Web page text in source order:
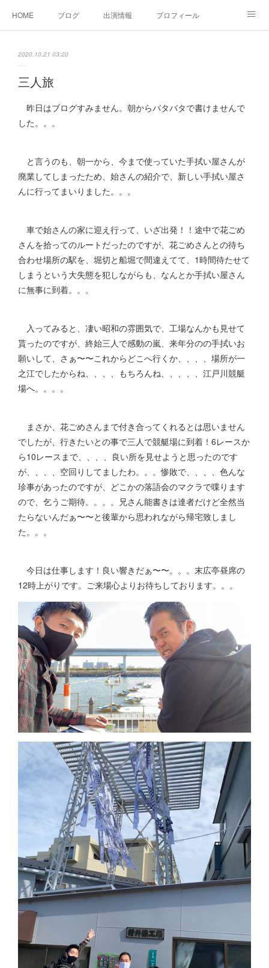
HOME ブログ 出演情報 プロフィール
2020.10.21 03:20
三人旅
昨日はブログすみません。朝からバタバタで書けませんで
した。。。
と言うのも、朝一から、今まで使っていた手拭い屋さんが
廃業してしまったため、始さんの紹介で、新しい手拭い屋さ
んに行ってまいりました。。。
車で始さんの家に迎え行って、いざ出発！！途中で花ごめ
さんを拾ってのルートだったのですが、花ごめさんとの待ち
合わせ場所の駅を、堀切と船堀で間違えてて、1時間待たせて
しまうという大失態を犯しながらも、なんとか手拭い屋さん
に無事に到着。。。
入ってみると、凄い昭和の雰囲気で、工場なんかも見せて
貰ったのですが、終始三人で感動の嵐、来年分のの手拭いお
願いして、さぁ〜〜これからどこへ行くか、、、、場所が一
之江でしたからね、、、、もちろんね、、、、、江戸川競艇
場へ。。。。
まさか、花ごめさんまで付き合ってくれるとは思いません
でしたが、行きたいとの事で三人で競艇場に到着！6レースか
ら10レースまで、、、、良い所を見せようと思ったのです
が、、、、空回りしてましたわ。。。惨敗で、、、、色んな
珍事があったのですが、どこかの落語会のマクラで喋ります
ので、乞うご期待。。。。兄さん能書きは達者だけど全然当
たらないんだぁ〜〜と後輩から思われながら帰宅致しまし
た。。。
今日は仕事します！良い響きだぁ〜〜。。。末広亭昼席の
12時上がりです。ご来場心よりお待ちしております。。。